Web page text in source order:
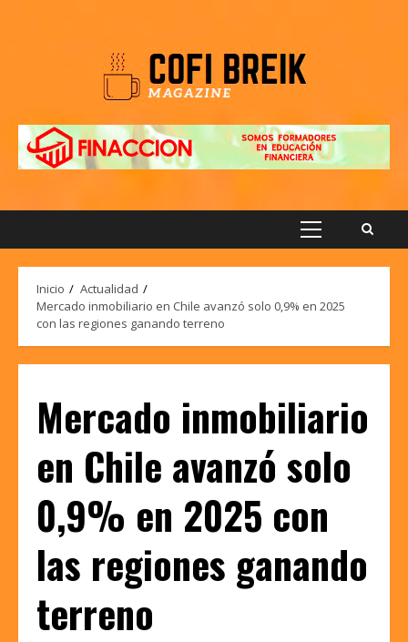
Menú
Inicio
Actualidad
Mercado inmobiliario en Chile avanzó solo 0,9% en 2025
con las regiones ganando terreno
Mercado inmobiliario
en Chile avanzó solo
0,9% en 2025 con
las regiones ganando
terreno